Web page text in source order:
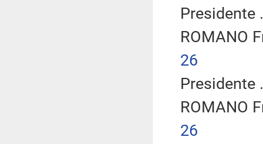
Presidente
ROMANO
26
Presidente
ROMANO
26